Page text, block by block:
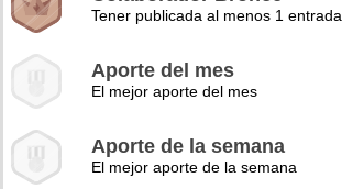
Tener publicada al menos 1 entrada
Aporte del mes
El mejor aporte del mes
Aporte de la semana
El mejor aporte de la semana